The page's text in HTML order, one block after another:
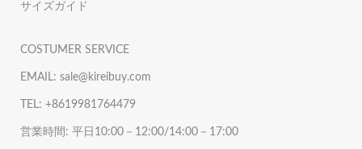
サイズガイド
COSTUMER SERVICE
EMAIL: sale@kireibuy.com
TEL: +8619981764479
営業時間: 平日10:00－12:00/14:00－17:00